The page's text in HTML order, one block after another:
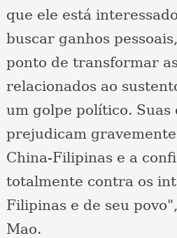
que ele está
buscar ganhos
ponto de transformar
relacionados ao
um golpe político. Suas
prejudicam
China-Filipinas e a
totalmente contra os
Filipinas e de seu
Mao.